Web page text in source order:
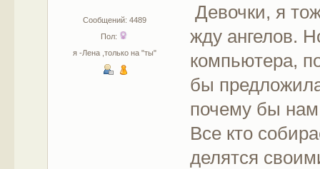
Сообщений: 4489
Пол:
я -Лена ,только на "ты"
Девочки, я
жду ангелов.
компьютера,
бы
почему бы нам
Все кто
делятся